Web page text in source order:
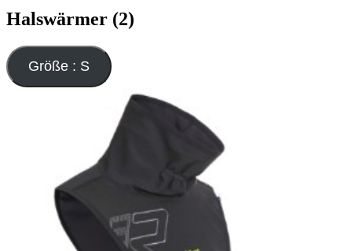
Halswärmer (2)
Größe : S